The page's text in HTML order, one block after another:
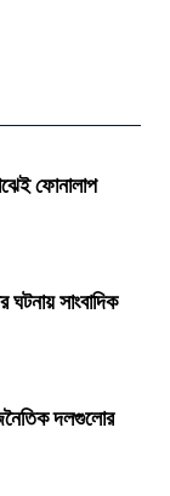
ফোনালাপ
সাংবাদিক
দলগুলোর